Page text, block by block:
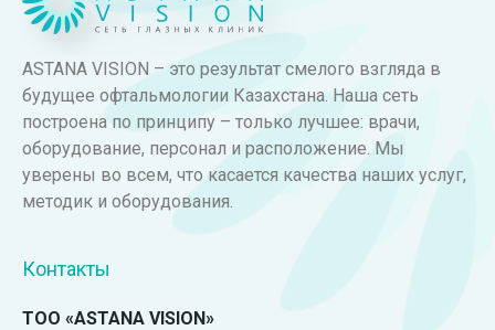
ASTANA VISION – это результат смелого взгляда в
будущее офтальмологии Казахстана. Наша сеть
построена по принципу – только лучшее: врачи,
оборудование, персонал и расположение. Мы
уверены во всем, что касается качества наших услуг,
методик и оборудования.
Контакты
ТОО «ASTANA VISION»